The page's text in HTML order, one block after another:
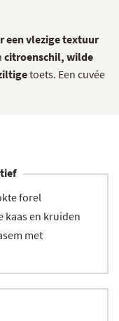
een vlezige textuur
citroenschil, wilde
toets. Een cuvée
forel
kaas en kruiden
met